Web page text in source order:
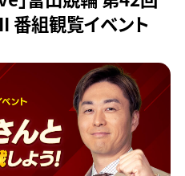
番組観覧イベント